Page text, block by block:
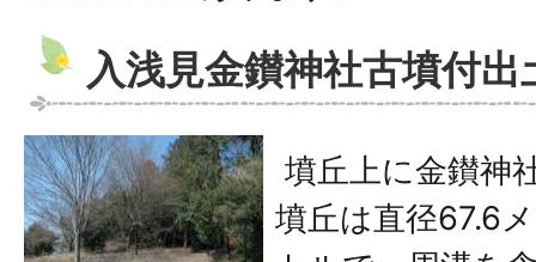
入浅見金鑚神社古墳付出
墳丘上に金鑚神
墳丘は直径67.6